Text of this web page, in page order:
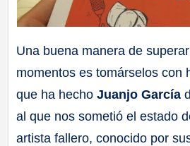
Una buena manera de
momentos es tomárselos con
que ha hechoJuanjo García
al que nos sometió el estado
artista fallero, conocido por